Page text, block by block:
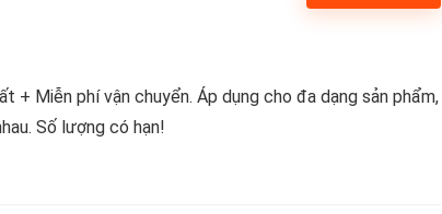
+ Miễn phí vận chuyển. Áp dụng cho đa dạng sản phẩm,
Số lượng có hạn!